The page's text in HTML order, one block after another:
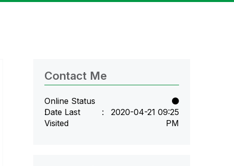
Contact Me
Online Status
Date Last
Visited
‎2020-04-21 09:25
PM